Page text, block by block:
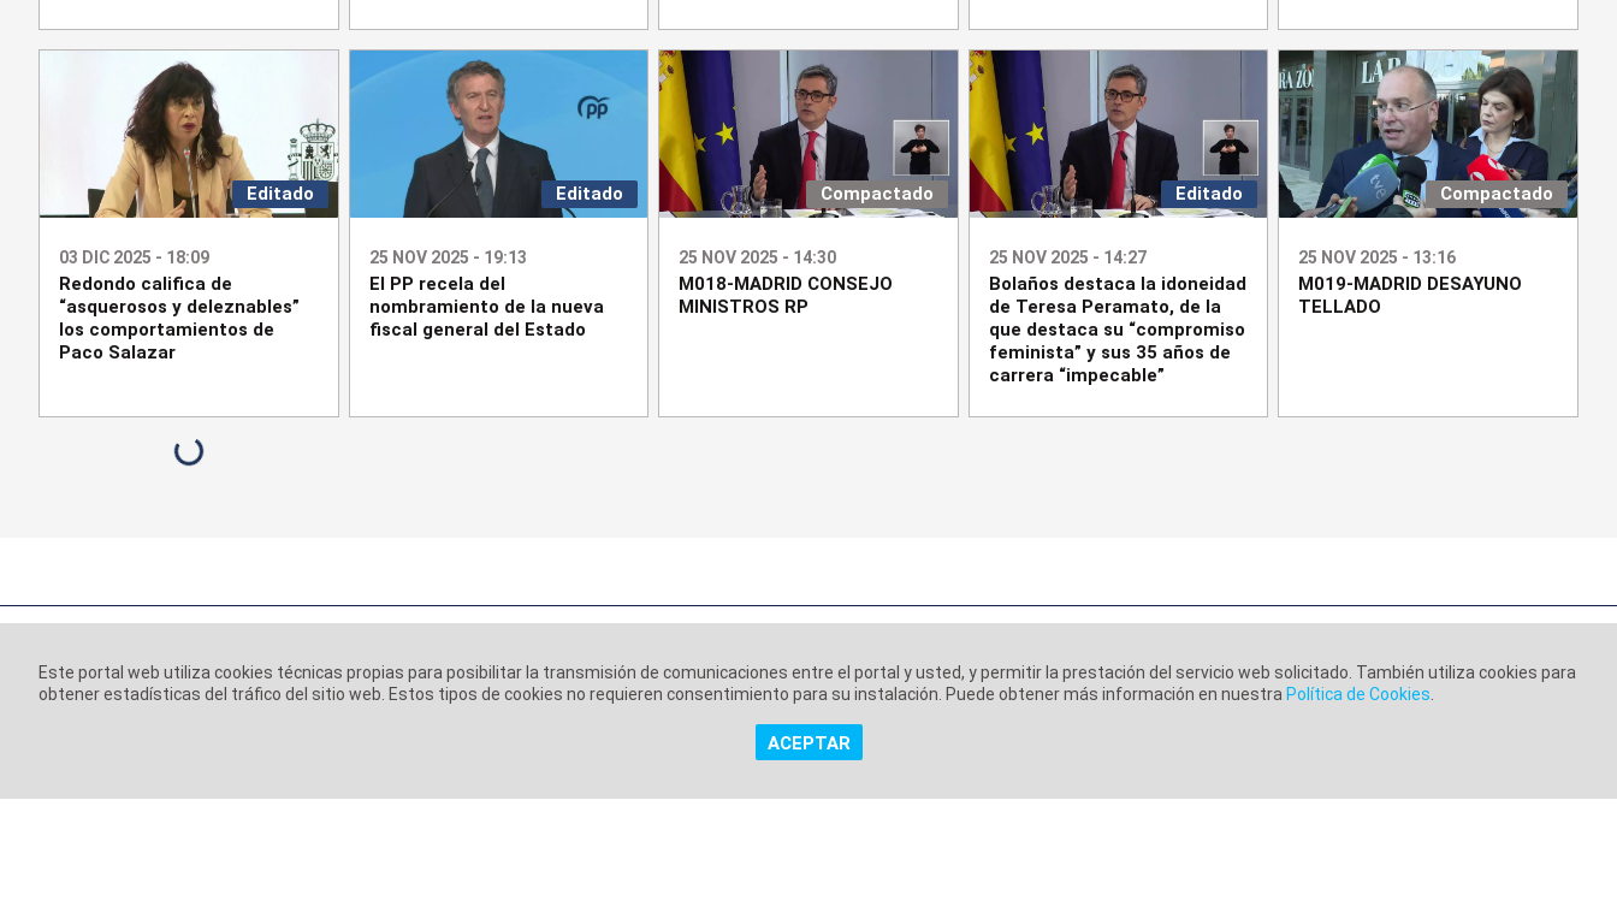
Editado
03 DIC 2025 - 18:09
Redondo califica de
“asquerosos y deleznables”
los comportamientos de
Paco Salazar
Editado
25 NOV 2025 - 19:13
El PP recela del
nombramiento de la nueva
fiscal general del Estado
Compactado
25 NOV 2025 - 14:30
M018-MADRID CONSEJO
MINISTROS RP
Editado
25 NOV 2025 - 14:27
Bolaños destaca la idoneidad
de Teresa Peramato, de la
que destaca su “compromiso
feminista” y sus 35 años de
carrera “impecable”
Compactado
25 NOV 2025 - 13:16
M019-MADRID DESAYUNO
TELLADO
Este portal web utiliza cookies técnicas propias para posibilitar la transmisión de comunicaciones entre el portal y usted, y permitir la prestación del servicio web solicitado. También utiliza cookies para
obtener estadísticas del tráfico del sitio web. Estos tipos de cookies no requieren consentimiento para su instalación. Puede obtener más información en nuestra Política de Cookies
ACEPTAR